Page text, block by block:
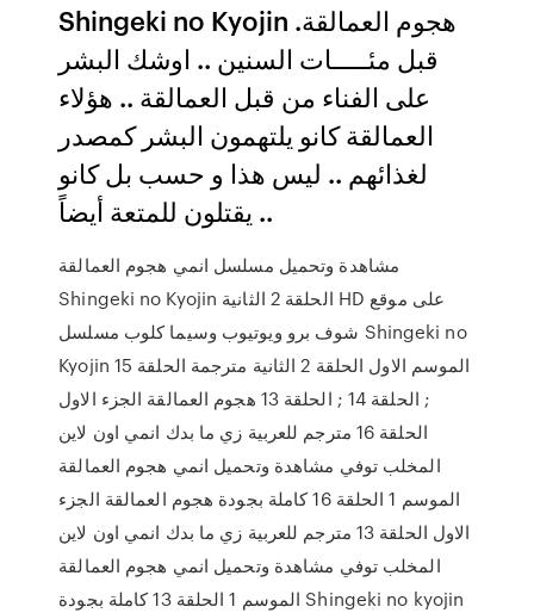
Shingeki no Kyojin هجوم العمالقة.
قبل مئـــــات السنين .. اوشك البشر
على الفناء من قبل العمالقة .. هؤلاء
العمالقة كانو يلتهمون البشر كمصدر
لغذائهم .. ليس هذا و حسب بل كانو
يقتلون للمتعة أيضاً ..
مشاهدة وتحميل مسلسل انمي هجوم العمالقة
Shingeki no Kyojin الحلقة 2 الثانية HD على موقع
شوف برو ويوتيوب وسيما كلوب مسلسل Shingeki no
Kyojin الموسم الاول الحلقة 2 الثانية مترجمة الحلقة 15
; الحلقة 14 ; الحلقة 13 هجوم العمالقة الجزء الاول
الحلقة 16 مترجم للعربية زي ما بدك انمي اون لاين
المخلب توفي مشاهدة وتحميل انمي هجوم العمالقة
الموسم 1 الحلقة 16 كاملة بجودة هجوم العمالقة الجزء
الاول الحلقة 13 مترجم للعربية زي ما بدك انمي اون لاين
المخلب توفي مشاهدة وتحميل انمي هجوم العمالقة
الموسم 1 الحلقة 13 كاملة بجودة Shingeki no kyojin